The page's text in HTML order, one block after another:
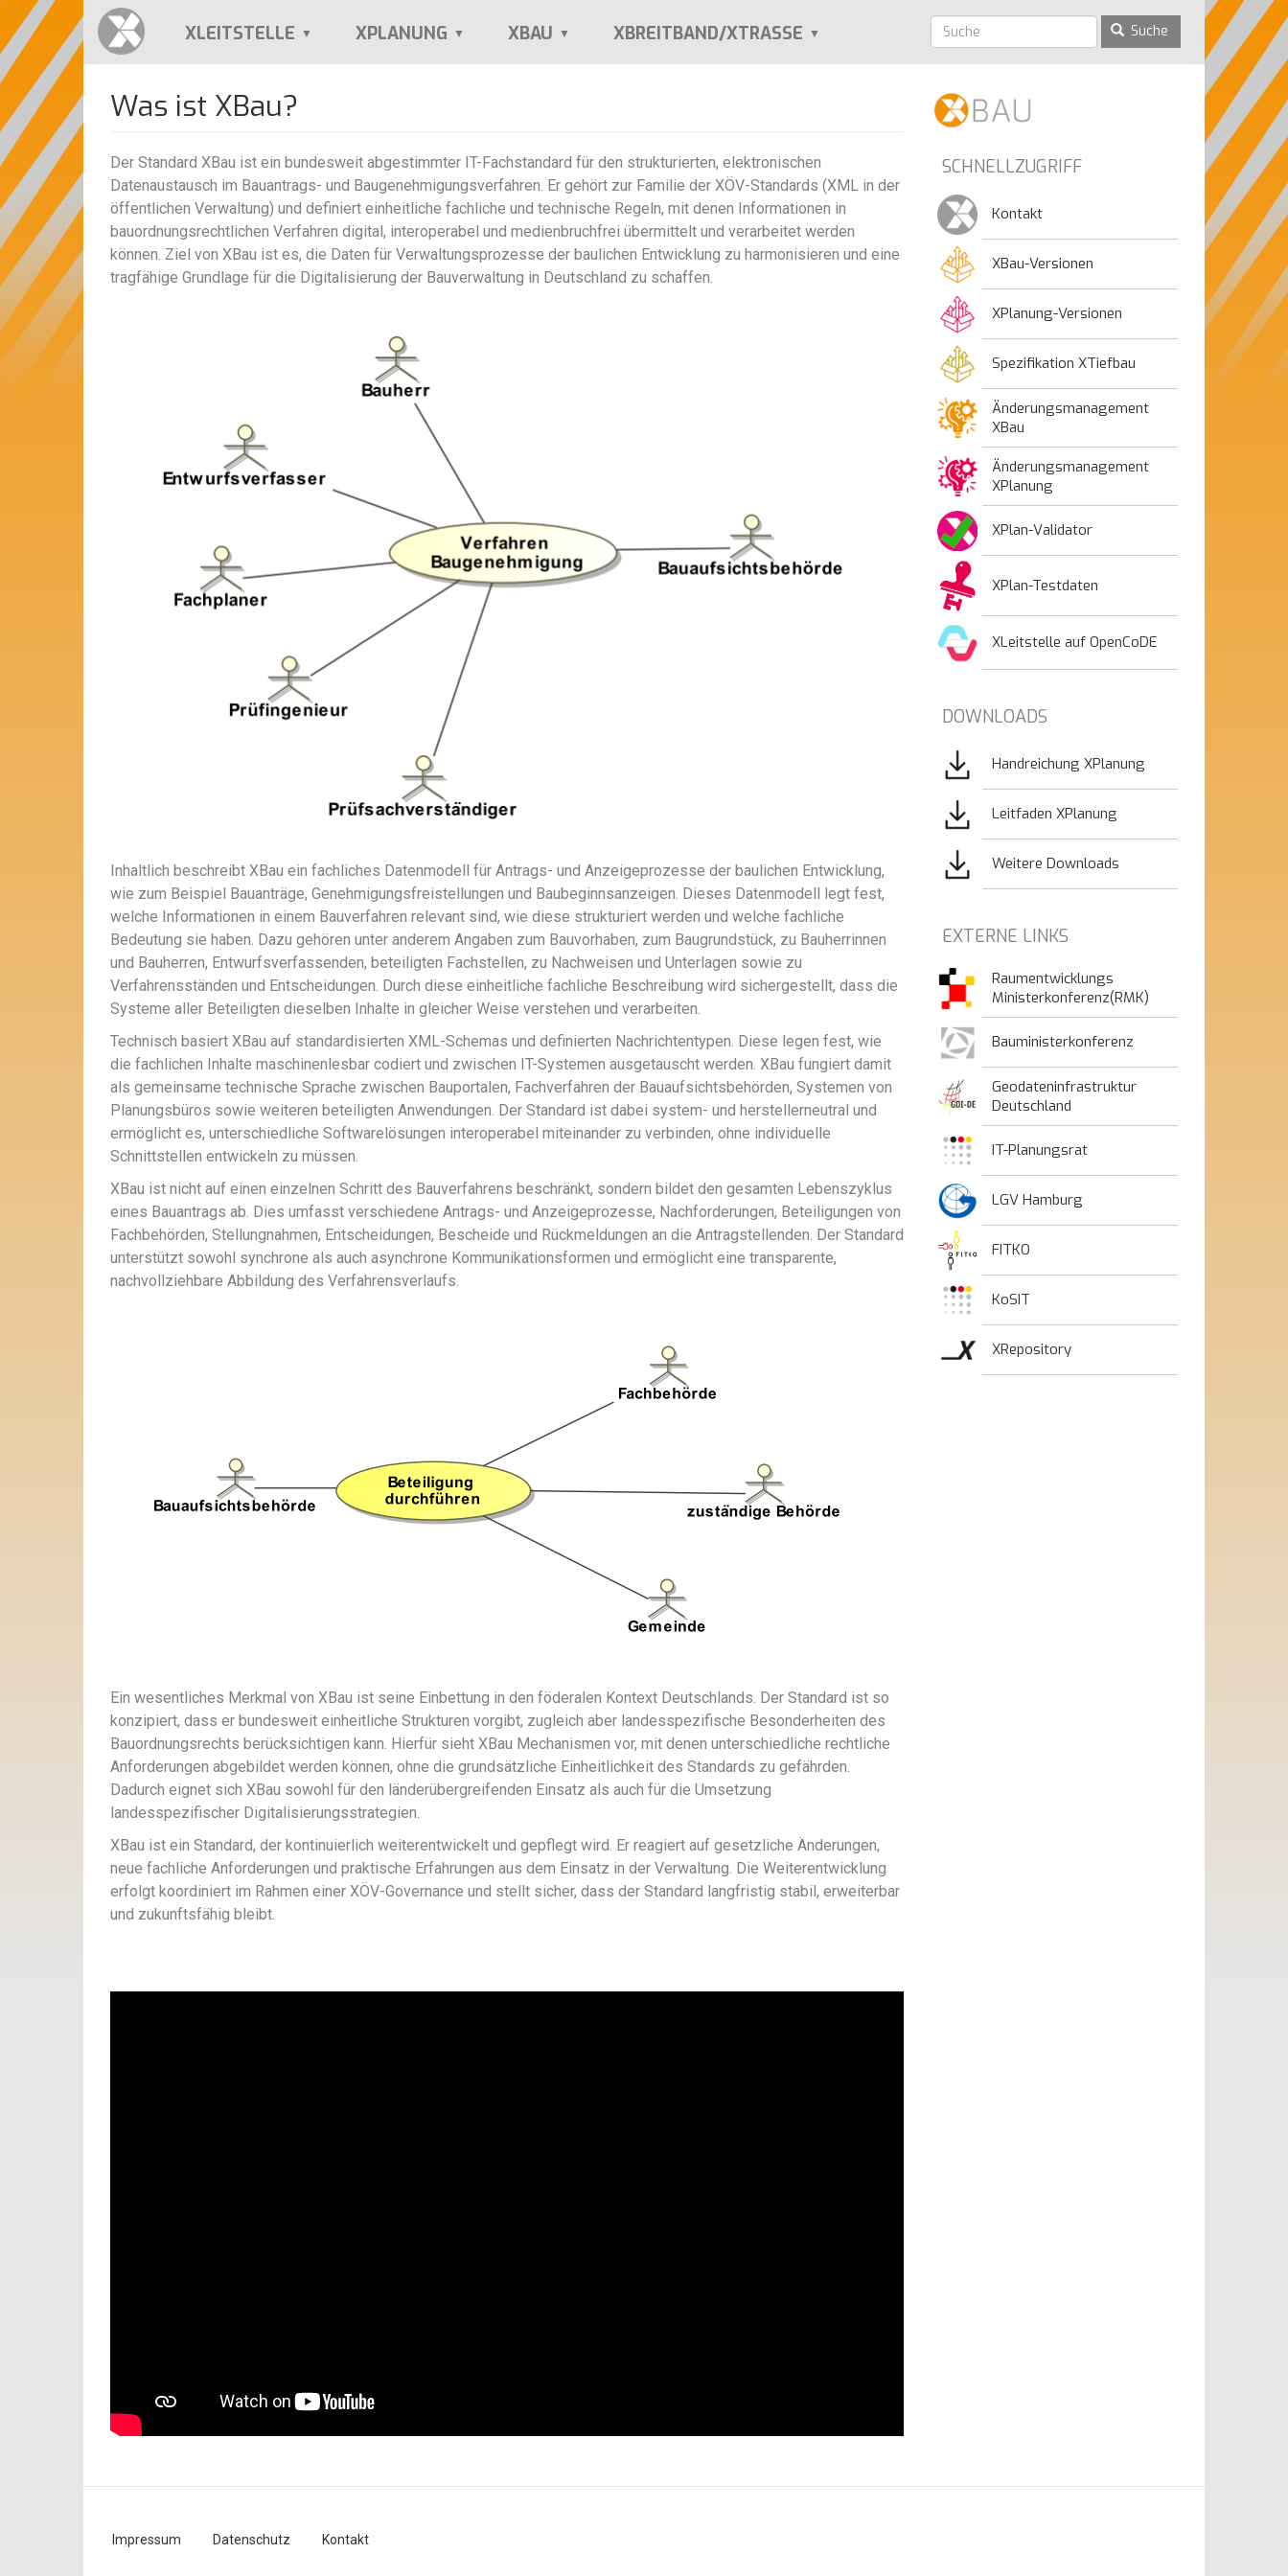
Direkt
zum
Inhalt
Suche
XLEITSTELLE XPLANUNG XBAU XBREITBAND/XTRASSE
Was ist XBau?
Der Standard XBau ist ein bundesweit abgestimmter IT-Fachstandard für den strukturierten, elektronischen
Datenaustausch im Bauantrags- und Baugenehmigungsverfahren. Er gehört zur Familie der XÖV-Standards (XML in der
öffentlichen Verwaltung) und definiert einheitliche fachliche und technische Regeln, mit denen Informationen in
bauordnungsrechtlichen Verfahren digital, interoperabel und medienbruchfrei übermittelt und verarbeitet werden
können. Ziel von XBau ist es, die Daten für Verwaltungsprozesse der baulichen Entwicklung zu harmonisieren und eine
tragfähige Grundlage für die Digitalisierung der Bauverwaltung in Deutschland zu schaffen.
Inhaltlich beschreibt XBau ein fachliches Datenmodell für Antrags- und Anzeigeprozesse der baulichen Entwicklung,
wie zum Beispiel Bauanträge, Genehmigungsfreistellungen und Baubeginnsanzeigen. Dieses Datenmodell legt fest,
welche Informationen in einem Bauverfahren relevant sind, wie diese strukturiert werden und welche fachliche
Bedeutung sie haben. Dazu gehören unter anderem Angaben zum Bauvorhaben, zum Baugrundstück, zu Bauherrinnen
und Bauherren, Entwurfsverfassenden, beteiligten Fachstellen, zu Nachweisen und Unterlagen sowie zu
Verfahrensständen und Entscheidungen. Durch diese einheitliche fachliche Beschreibung wird sichergestellt, dass die
Systeme aller Beteiligten dieselben Inhalte in gleicher Weise verstehen und verarbeiten.
Technisch basiert XBau auf standardisierten XML-Schemas und definierten Nachrichtentypen. Diese legen fest, wie
die fachlichen Inhalte maschinenlesbar codiert und zwischen IT-Systemen ausgetauscht werden. XBau fungiert damit
als gemeinsame technische Sprache zwischen Bauportalen, Fachverfahren der Bauaufsichtsbehörden, Systemen von
Planungsbüros sowie weiteren beteiligten Anwendungen. Der Standard ist dabei system- und herstellerneutral und
ermöglicht es, unterschiedliche Softwarelösungen interoperabel miteinander zu verbinden, ohne individuelle
Schnittstellen entwickeln zu müssen.
XBau ist nicht auf einen einzelnen Schritt des Bauverfahrens beschränkt, sondern bildet den gesamten Lebenszyklus
eines Bauantrags ab. Dies umfasst verschiedene Antrags- und Anzeigeprozesse, Nachforderungen, Beteiligungen von
Fachbehörden, Stellungnahmen, Entscheidungen, Bescheide und Rückmeldungen an die Antragstellenden. Der Standard
unterstützt sowohl synchrone als auch asynchrone Kommunikationsformen und ermöglicht eine transparente,
nachvollziehbare Abbildung des Verfahrensverlaufs.
Ein wesentliches Merkmal von XBau ist seine Einbettung in den föderalen Kontext Deutschlands. Der Standard ist so
konzipiert, dass er bundesweit einheitliche Strukturen vorgibt, zugleich aber landesspezifische Besonderheiten des
Bauordnungsrechts berücksichtigen kann. Hierfür sieht XBau Mechanismen vor, mit denen unterschiedliche rechtliche
Anforderungen abgebildet werden können, ohne die grundsätzliche Einheitlichkeit des Standards zu gefährden.
Dadurch eignet sich XBau sowohl für den länderübergreifenden Einsatz als auch für die Umsetzung
landesspezifischer Digitalisierungsstrategien.
XBau ist ein Standard, der kontinuierlich weiterentwickelt und gepflegt wird. Er reagiert auf gesetzliche Änderungen,
neue fachliche Anforderungen und praktische Erfahrungen aus dem Einsatz in der Verwaltung. Die Weiterentwicklung
erfolgt koordiniert im Rahmen einer XÖV-Governance und stellt sicher, dass der Standard langfristig stabil, erweiterbar
und zukunftsfähig bleibt.
SCHNELLZUGRIFF
Kontakt
XBau-Versionen
XPlanung-Versionen
Spezifikation XTiefbau
Änderungsmanagement
XBau
Änderungsmanagement
XPlanung
XPlan-Validator
XPlan-Testdaten
XLeitstelle auf OpenCoDE
DOWNLOADS
Bild
Handreichung XPlanung
Bild
Leitfaden XPlanung
Bild
Weitere Downloads
EXTERNE LINKS
Raumentwicklungs
Ministerkonferenz(RMK)
Bauministerkonferenz
Geodateninfrastruktur
Deutschland
IT-Planungsrat
LGV Hamburg
FITKO
KoSIT
XRepository
Fußzeilenmenü
Impressum Datenschutz Kontakt